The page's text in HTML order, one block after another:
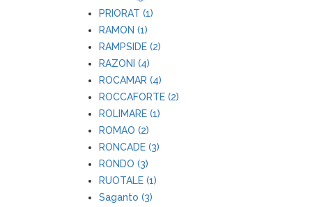
PRIORAT (1)
RAMON (1)
RAMPSIDE (2)
RAZONI (4)
ROCAMAR (4)
ROCCAFORTE (2)
ROLIMARE (1)
ROMAO (2)
RONCADE (3)
RONDO (3)
RUOTALE (1)
Saganto (3)